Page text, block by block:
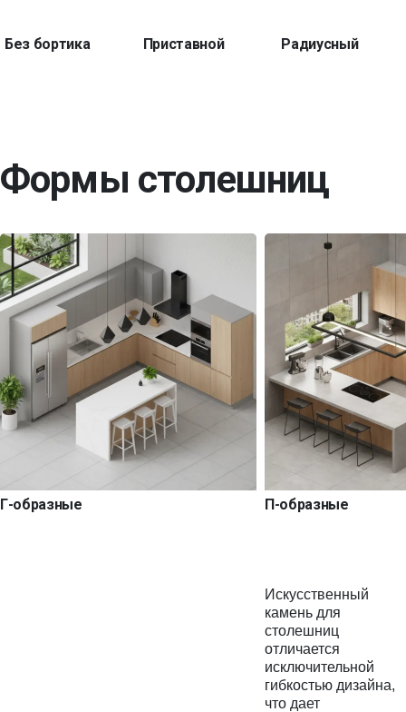
Без бортика Приставной Радиусный
Формы столешниц
Г-образные П-образные
Искусственный
камень для
столешниц
отличается
исключительной
гибкостью дизайна,
что дает